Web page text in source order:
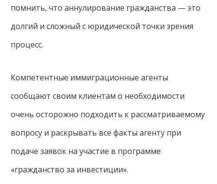
помнить, что аннулирование гражданства — это
долгий и сложный с юридической точки зрения
процесс.
Компетентные иммиграционные агенты
сообщают своим клиентам о необходимости
очень осторожно подходить к рассматриваемому
вопросу и раскрывать все факты агенту при
подаче заявок на участие в программе
«гражданство за инвестиции».